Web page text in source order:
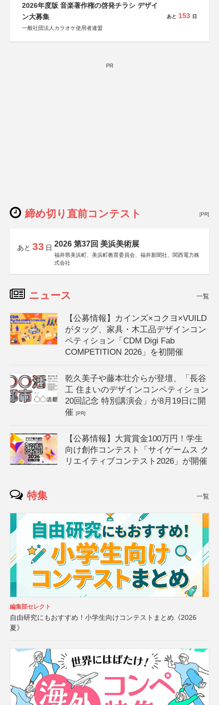
2026年度版 音楽著作権の啓発チラシ デザイ
ン大募集
一般社団法人カラオケ使用者連盟
あと 153 日
PR
締め切り直前コンテスト [PR]
あと 33 日 2026 第37回 美浜美術展
福井県美浜町、美浜町教育委員会、福井新聞社、関西電力株
式会社
ニュース 一覧
【公募情報】カインズ×コクヨ×VUILD
がタッグ、家具・木工品デザインコン
ペティション「CDM Digi Fab
COMPETITION 2026」を初開催
乾久美子や藤本壮介らが登壇、「長谷
工 住まいのデザインコンペティション
20回記念 特別講演会」が8月19日に開
催[PR]
【公募情報】大賞賞金100万円！学生
向け創作コンテスト「サイゲームス ク
リエイティブコンテスト2026」が開催
特集 一覧
編集部セレクト
自由研究にもおすすめ！小学生向けコンテストまとめ《2026
夏》